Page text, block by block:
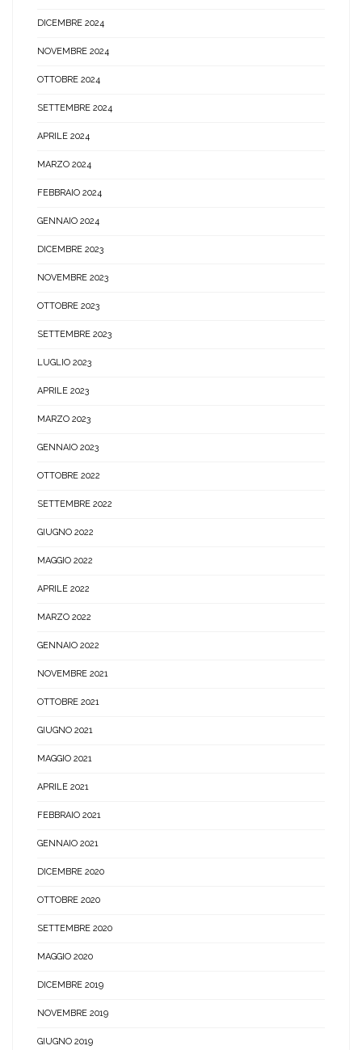
DICEMBRE 2024
NOVEMBRE 2024
OTTOBRE 2024
SETTEMBRE 2024
APRILE 2024
MARZO 2024
FEBBRAIO 2024
GENNAIO 2024
DICEMBRE 2023
NOVEMBRE 2023
OTTOBRE 2023
SETTEMBRE 2023
LUGLIO 2023
APRILE 2023
MARZO 2023
GENNAIO 2023
OTTOBRE 2022
SETTEMBRE 2022
GIUGNO 2022
MAGGIO 2022
APRILE 2022
MARZO 2022
GENNAIO 2022
NOVEMBRE 2021
OTTOBRE 2021
GIUGNO 2021
MAGGIO 2021
APRILE 2021
FEBBRAIO 2021
GENNAIO 2021
DICEMBRE 2020
OTTOBRE 2020
SETTEMBRE 2020
MAGGIO 2020
DICEMBRE 2019
NOVEMBRE 2019
GIUGNO 2019